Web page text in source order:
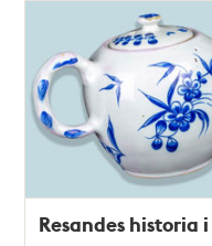
Resandes historia